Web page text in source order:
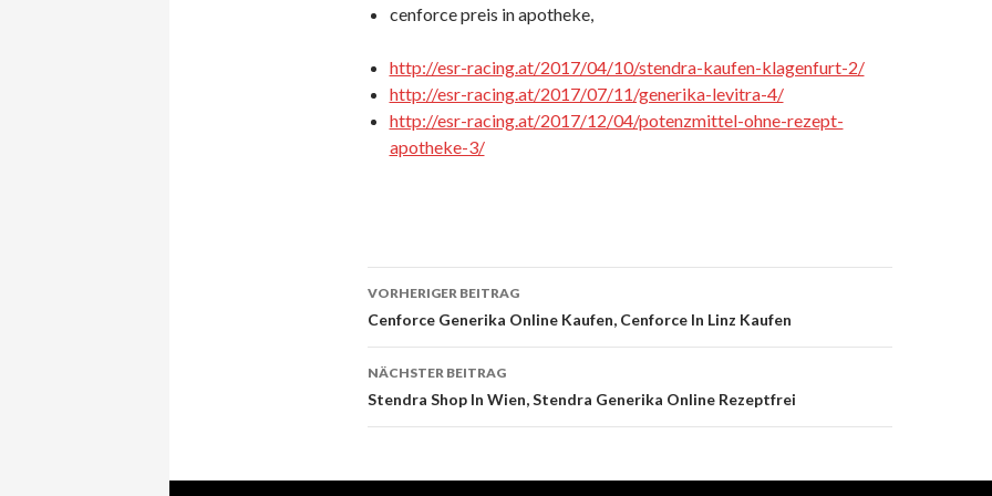
cenforce preis in apotheke,
http://esr-racing.at/2017/04/10/stendra-kaufen-klagenfurt-2/
http://esr-racing.at/2017/07/11/generika-levitra-4/
http://esr-racing.at/2017/12/04/potenzmittel-ohne-rezept-
apotheke-3/
Beitrags-
Navigation
VORHERIGER BEITRAG
Cenforce Generika Online Kaufen, Cenforce In Linz Kaufen
NÄCHSTER BEITRAG
Stendra Shop In Wien, Stendra Generika Online Rezeptfrei